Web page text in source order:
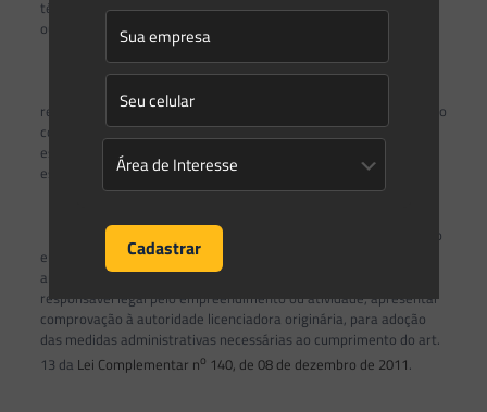
término da vigência da respectiva licença ou até a emissão de
outro ato decisório.
A emissão de nova licença, em qualquer fase, ou de
renovação da licença a que trata o
caberá ao ente federativo
competente, o acompanhamento das condicionantes ambientais
estabelecidas, bem como a observação das obrigações
estabelecidas nos procedimentos anteriores.
Nos casos em que haja licenciamento ou requerimento
em aberto em mais de um ente federativo, o licenciamento
ambiental se dará pelo ente federativo competente, devendo, o
responsável legal pelo empreendimento ou atividade, apresentar
comprovação à autoridade licenciadora originária, para adoção
das medidas administrativas necessárias ao cumprimento do art.
13 da Lei Complementar no 140, de 08 de dezembro de 2011.